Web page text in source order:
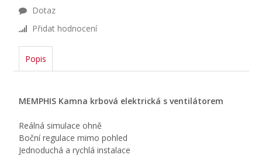
Dotaz
Přidat hodnocení
Popis
MEMPHIS Kamna krbová elektrická s ventilátorem
Reálná simulace ohně
Boční regulace mimo pohled
Jednoduchá a rychlá instalace